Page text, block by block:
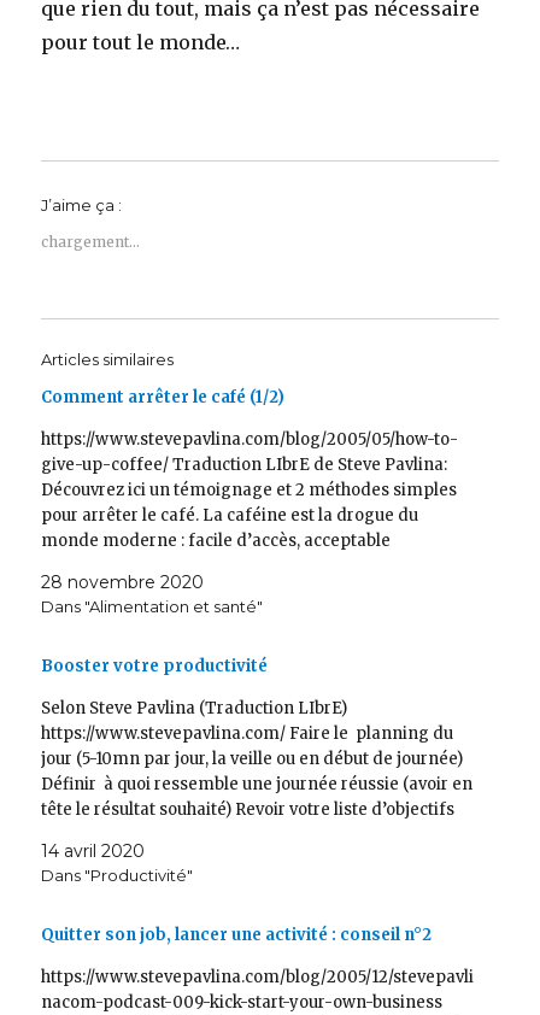
que rien du tout, mais ça n’est pas nécessaire
pour tout le monde…
J’aime ça :
chargement…
Articles similaires
Comment arrêter le café (1/2)
https://www.stevepavlina.com/blog/2005/05/how-to-
give-up-coffee/ Traduction LIbrE de Steve Pavlina:
Découvrez ici un témoignage et 2 méthodes simples
pour arrêter le café. La caféine est la drogue du
monde moderne : facile d’accès, acceptable
aussi bien du négatif que du positif sur la caféine et
ses effets…
28 novembre 2020
Dans "Alimentation et santé"
Booster votre productivité
Selon Steve Pavlina (Traduction LIbrE)
https://www.stevepavlina.com/ Faire le planning du
jour (5-10mn par jour, la veille ou en début de journée)
Définir à quoi ressemble une journée réussie (avoir en
tête le résultat souhaité) Revoir votre liste d’objectifs
claires pour la journée…
14 avril 2020
Dans "Productivité"
Quitter son job, lancer une activité : conseil n°2
https://www.stevepavlina.com/blog/2005/12/stevepavli
nacom-podcast-009-kick-start-your-own-business